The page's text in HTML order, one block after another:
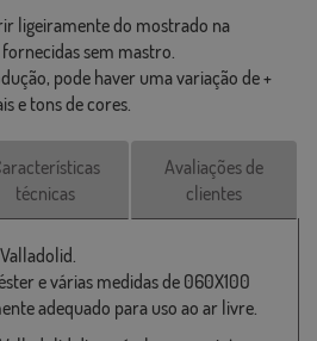
ligeiramente do mostrado na
sem mastro.
pode haver uma variação de +
e tons de cores.
técnicas
Avaliações de
clientes
e várias medidas de 060X100
adequado para uso ao ar livre.